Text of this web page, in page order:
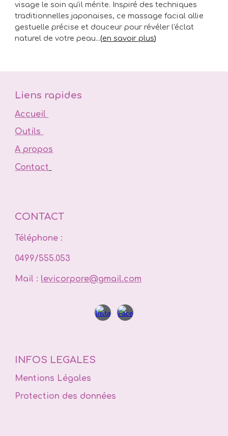
visage le soin qu'il mérite. Inspiré des techniques
traditionnelles japonaises, ce massage facial allie
gestuelle précise et douceur pour révéler l'éclat
naturel de votre peau...(en savoir plus)
Liens rapides
Accueil
Outils
A propos
Contact
CONTACT
Téléphone :
0499/555.053
Mail : levicorpore@gmail.com
INFOS LEGALES
Mentions Légales
Protection des données